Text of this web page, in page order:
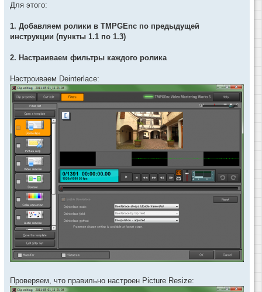
Для этого:
1. Добавляем ролики в TMPGEnc по предыдущей
инструкции (пункты 1.1 по 1.3)
2. Настраиваем фильтры каждого ролика
Настроиваем Deinterlace:
Проверяем, что правильно настроен Picture Resize: